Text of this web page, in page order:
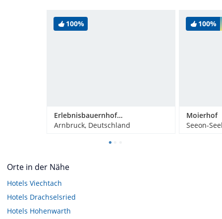
100%
Erlebnisbauernhof Achatz
Arnbruck, Deutschland
100%
Moierhof
Seeon-
Orte in der Nähe
Hotels Viechtach
Hotels Drachselsried
Hotels Hohenwarth